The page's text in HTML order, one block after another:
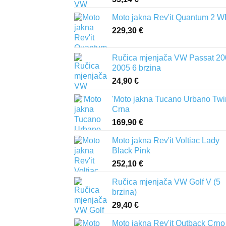
Moto jakna Rev'it Quantum 2
229,30 €
Ručica mjenjača VW Passat
2005 6 brzina
24,90 €
'Moto jakna Tucano Urbano
Crna
169,90 €
Moto jakna Rev'it Voltiac Lady
Black Pink
252,10 €
Ručica mjenjača VW Golf V (5
brzina)
29,40 €
Moto jakna Rev'it Outback Crno